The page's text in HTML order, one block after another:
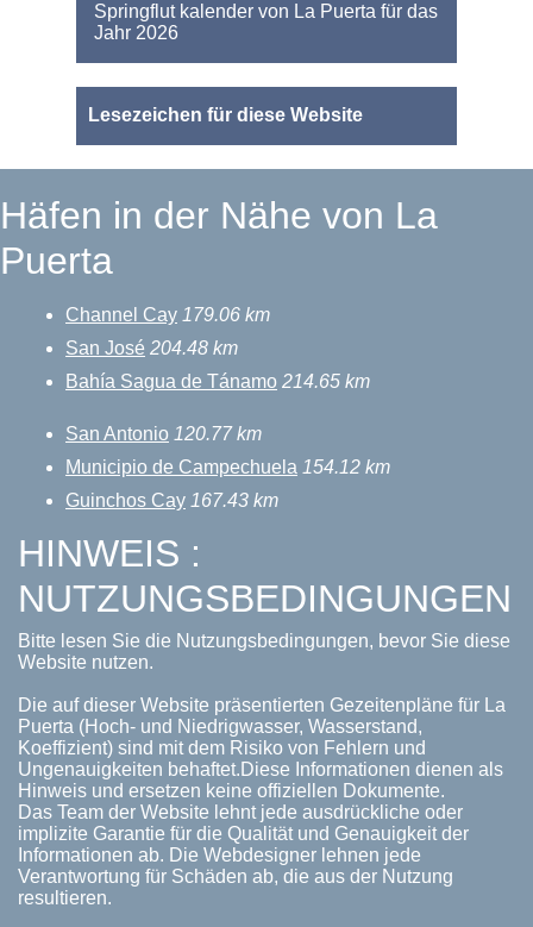
Springflut kalender von La Puerta für das
Jahr 2026
Lesezeichen für diese Website
Häfen in der Nähe von La
Puerta
Channel Cay 179.06 km
San José 204.48 km
Bahía Sagua de Tánamo 214.65 km
San Antonio 120.77 km
Municipio de Campechuela 154.12 km
Guinchos Cay 167.43 km
HINWEIS :
NUTZUNGSBEDINGUNGEN
Bitte lesen Sie die Nutzungsbedingungen, bevor Sie diese
Website nutzen.
Die auf dieser Website präsentierten Gezeitenpläne für La
Puerta (Hoch- und Niedrigwasser, Wasserstand,
Koeffizient) sind mit dem Risiko von Fehlern und
Ungenauigkeiten behaftet.Diese Informationen dienen als
Hinweis und ersetzen keine offiziellen Dokumente.
Das Team der Website lehnt jede ausdrückliche oder
implizite Garantie für die Qualität und Genauigkeit der
Informationen ab. Die Webdesigner lehnen jede
Verantwortung für Schäden ab, die aus der Nutzung
resultieren.